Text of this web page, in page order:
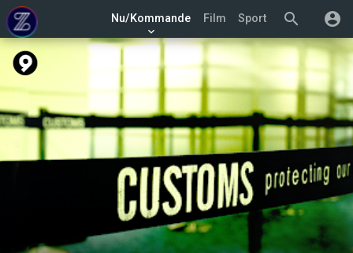
search account_circle
Nu/Kommande
keyboard_arrow_down
Film Sport